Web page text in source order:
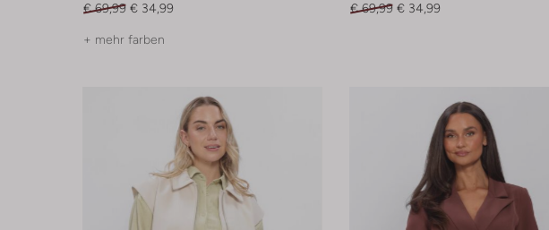
€ 69,99 € 34,99
+ mehr farben
€ 69,99 € 34,99